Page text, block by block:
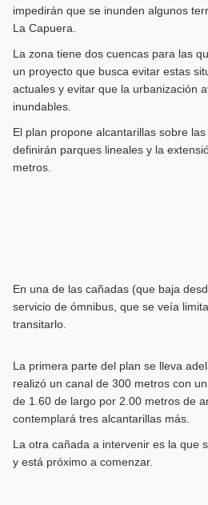
impedirán que se inunden algunos
La Capuera.
La zona tiene dos cuencas para las
un proyecto que busca evitar estas
actuales y evitar que la urbanización
inundables.
El plan propone alcantarillas sobre
definirán parques lineales y la
metros.
En una de las cañadas (que baja
servicio de ómnibus, que se veía
transitarlo.
La primera parte del plan se lleva
realizó un canal de 300 metros con
de 1.60 de largo por 2.00 metros de
contemplará tres alcantarillas más.
La otra cañada a intervenir es la que
y está próximo a comenzar.